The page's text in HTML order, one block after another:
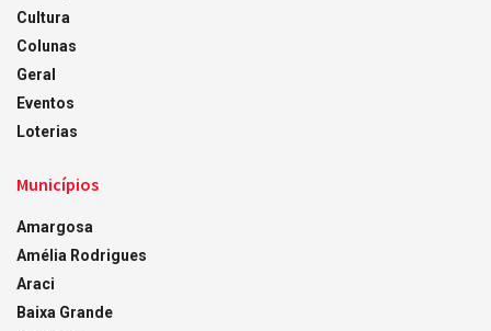
Cultura
Colunas
Geral
Eventos
Loterias
Municípios
Amargosa
Amélia Rodrigues
Araci
Baixa Grande